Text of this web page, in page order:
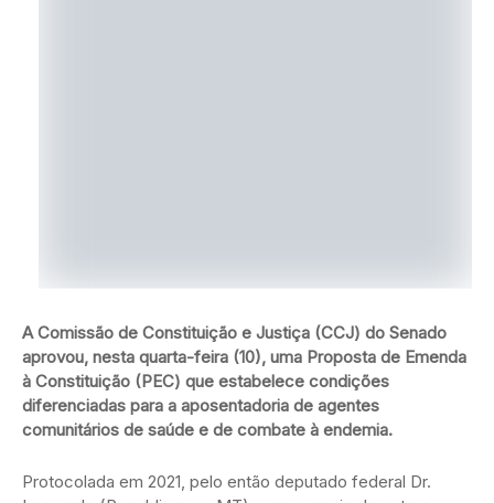
A Comissão de Constituição e Justiça (CCJ) do Senado
aprovou, nesta quarta-feira (10), uma Proposta de Emenda
à Constituição (PEC) que estabelece condições
diferenciadas para a aposentadoria de agentes
comunitários de saúde e de combate à endemia.
Protocolada em 2021, pelo então deputado federal Dr.